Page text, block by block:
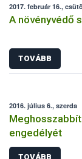
2017. február 16.,
A növényvédő
TOVÁBB
2016. július 6., szerda
engedélyét
TOVÁBB